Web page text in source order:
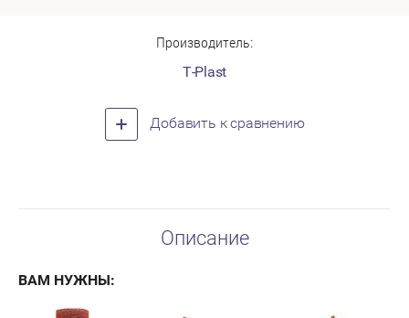
Производитель:
T-Plast
Добавить к сравнению
Описание
ВАМ НУЖНЫ: